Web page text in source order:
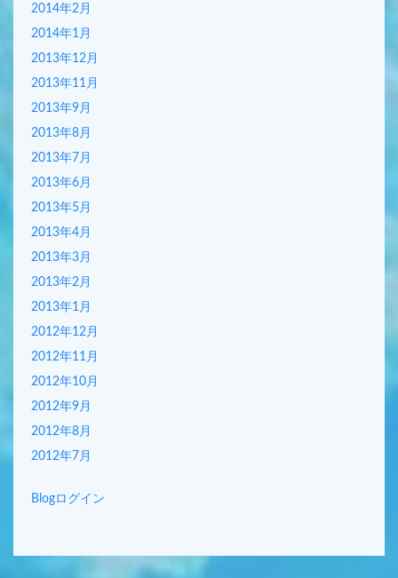
2014年2月
2014年1月
2013年12月
2013年11月
2013年9月
2013年8月
2013年7月
2013年6月
2013年5月
2013年4月
2013年3月
2013年2月
2013年1月
2012年12月
2012年11月
2012年10月
2012年9月
2012年8月
2012年7月
Blogログイン